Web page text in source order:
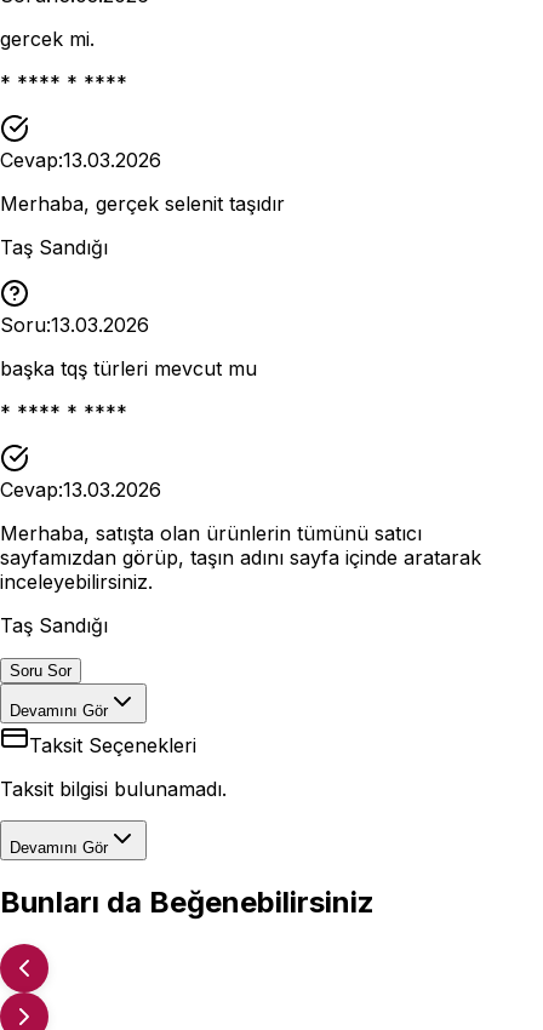
gercek mi.
* **** * ****
Cevap:13.03.2026
Merhaba, gerçek selenit taşıdır
Taş Sandığı
Soru:13.03.2026
başka tqş türleri mevcut mu
* **** * ****
Cevap:13.03.2026
Merhaba, satışta olan ürünlerin tümünü satıcı
sayfamızdan görüp, taşın adını sayfa içinde aratarak
inceleyebilirsiniz.
Taş Sandığı
Soru Sor
Devamını Gör
Taksit Seçenekleri
Taksit bilgisi bulunamadı.
Devamını Gör
Bunları da Beğenebilirsiniz